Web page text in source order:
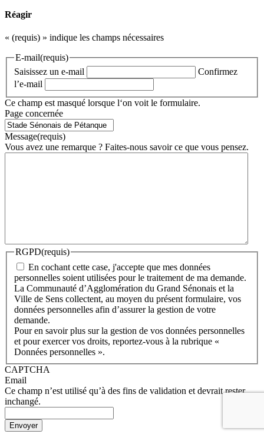
Réagir
« (requis) » indique les champs nécessaires
E-mail(requis)
Saisissez un e-mail
Confirmez
l’e-mail
Ce champ est masqué lorsque l‘on voit le formulaire.
Page concernée
Message(requis)
Vous avez une remarque ? Faites-nous savoir ce que vous pensez.
RGPD(requis)
En cochant cette case, j'accepte que mes données
personnelles soient utilisées pour le traitement de ma demande.
La Communauté d’Agglomération du Grand Sénonais et la
Ville de Sens collectent, au moyen du présent formulaire, vos
données personnelles afin d’assurer la gestion de votre
demande.
Pour en savoir plus sur la gestion de vos données personnelles
et pour exercer vos droits, reportez-vous à la rubrique «
Données personnelles ».
CAPTCHA
Email
Ce champ n’est utilisé qu’à des fins de validation et devrait rester
inchangé.